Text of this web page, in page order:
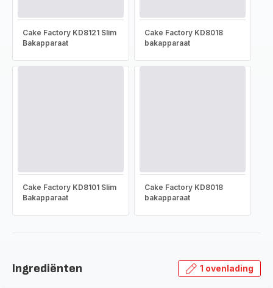
Cake Factory KD8121 Slim
Bakapparaat
Cake Factory KD8018
bakapparaat
Cake Factory KD8101 Slim
Bakapparaat
Cake Factory KD8018
bakapparaat
Ingrediënten 1 ovenlading